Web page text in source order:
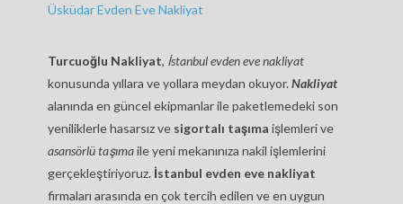
Üsküdar Evden Eve Nakliyat
Turcuoğlu Nakliyat, İstanbul evden eve nakliyat
konusunda yıllara ve yollara meydan okuyor.Nakliyat
alanında en güncel ekipmanlar ile paketlemedeki son
yeniliklerle hasarsız ve sigortalı taşıma işlemleri ve
asansörlü taşımaile yeni mekanınıza nakil işlemlerini
gerçekleştiriyoruz. İstanbul evden eve nakliyat
firmaları arasında en çok tercih edilen ve en uygun